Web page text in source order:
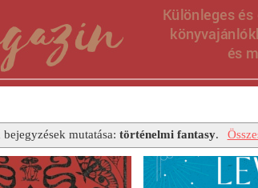
mutatása:történelmi fantasy.